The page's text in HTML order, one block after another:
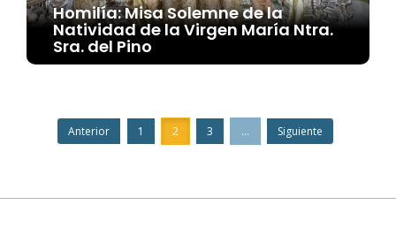
Homilía: Misa Solemne de la
Natividad de la Virgen María Ntra.
Sra. del Pino
Anterior 1 2 3 ... Siguiente